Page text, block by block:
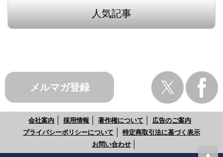
人気記事
メルマガ登録
会社案内 採用情報 著作権について
広告のご案内
プライバシーポリシーについて
特定商取引法に基づく表示
お問い合わせ